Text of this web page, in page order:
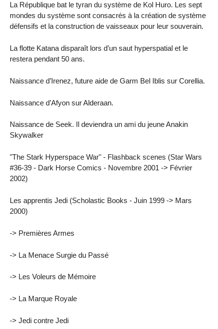
La République bat le tyran du système de Kol Huro. Les sept
mondes du système sont consacrés à la création de système
défensifs et la construction de vaisseaux pour leur souverain.
La flotte Katana disparaît lors d’un saut hyperspatial et le
restera pendant 50 ans.
Naissance d’Irenez, future aide de Garm Bel Iblis sur Corellia.
Naissance d’Afyon sur Alderaan.
Naissance de Seek. Il deviendra un ami du jeune Anakin
Skywalker
"The Stark Hyperspace War" - Flashback scenes (Star Wars
#36-39 - Dark Horse Comics - Novembre 2001 -> Février
2002)
Les apprentis Jedi (Scholastic Books - Juin 1999 -> Mars
2000)
-> Premières Armes
-> La Menace Surgie du Passé
-> Les Voleurs de Mémoire
-> La Marque Royale
-> Jedi contre Jedi